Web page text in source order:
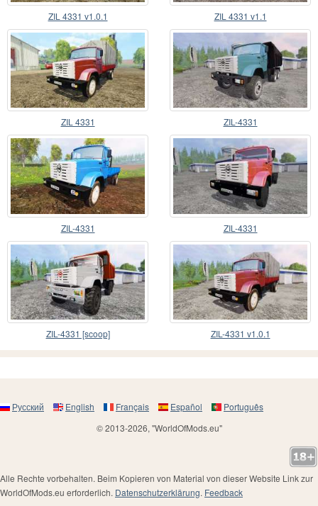
ZIL 4331 v1.0.1 ZIL 4331 v1.1
ZIL 4331 ZIL-4331
ZIL-4331 ZIL-4331
ZIL-4331 [scoop] ZIL-4331 v1.0.1
Русский English Français Español
Português
© 2013-2026, "WorldOfMods.eu"
Alle Rechte vorbehalten. Beim Kopieren von Material von dieser Website Link zur
WorldOfMods.eu erforderlich. Datenschutzerklärung. Feedback